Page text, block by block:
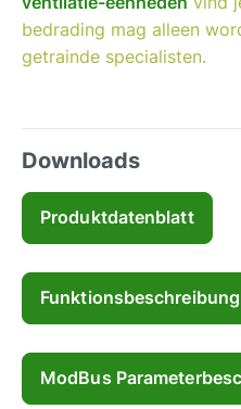
bedrading mag alleen
getrainde specialisten.
Downloads
Produktdatenblatt
Funktionsbeschreibung
ModBus